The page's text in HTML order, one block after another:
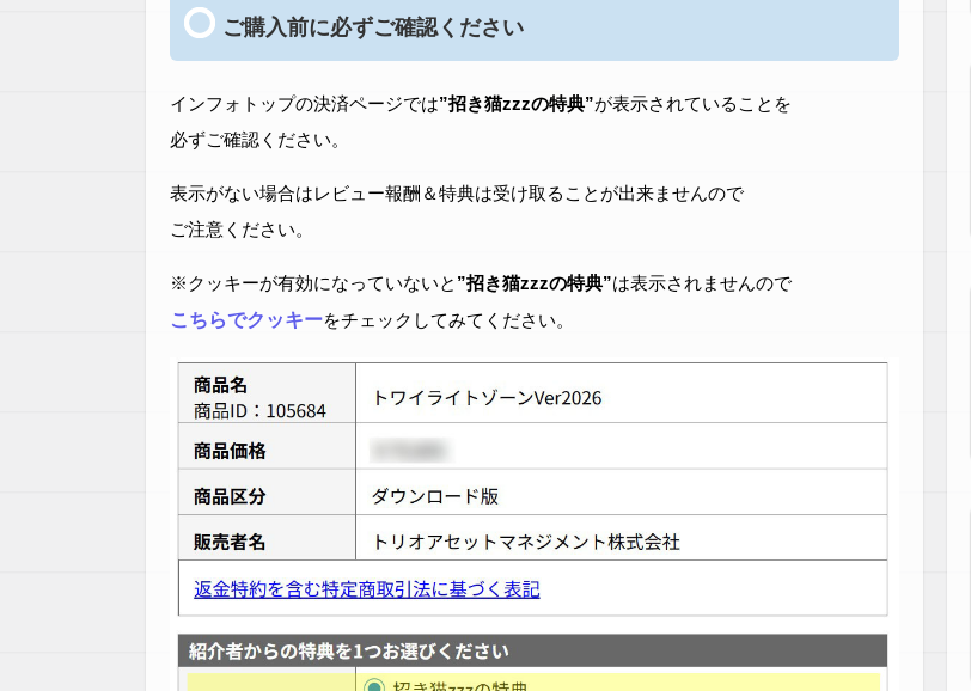
ご購入前に必ずご確認ください
インフォトップの決済ページでは”招き猫zzzの特典”が表示されていることを
必ずご確認ください。
表示がない場合はレビュー報酬＆特典は受け取ることが出来ませんので
ご注意ください。
※クッキーが有効になっていないと ”招き猫zzzの特典”は表示されませんので
こちらでクッキーをチェックしてみてください。